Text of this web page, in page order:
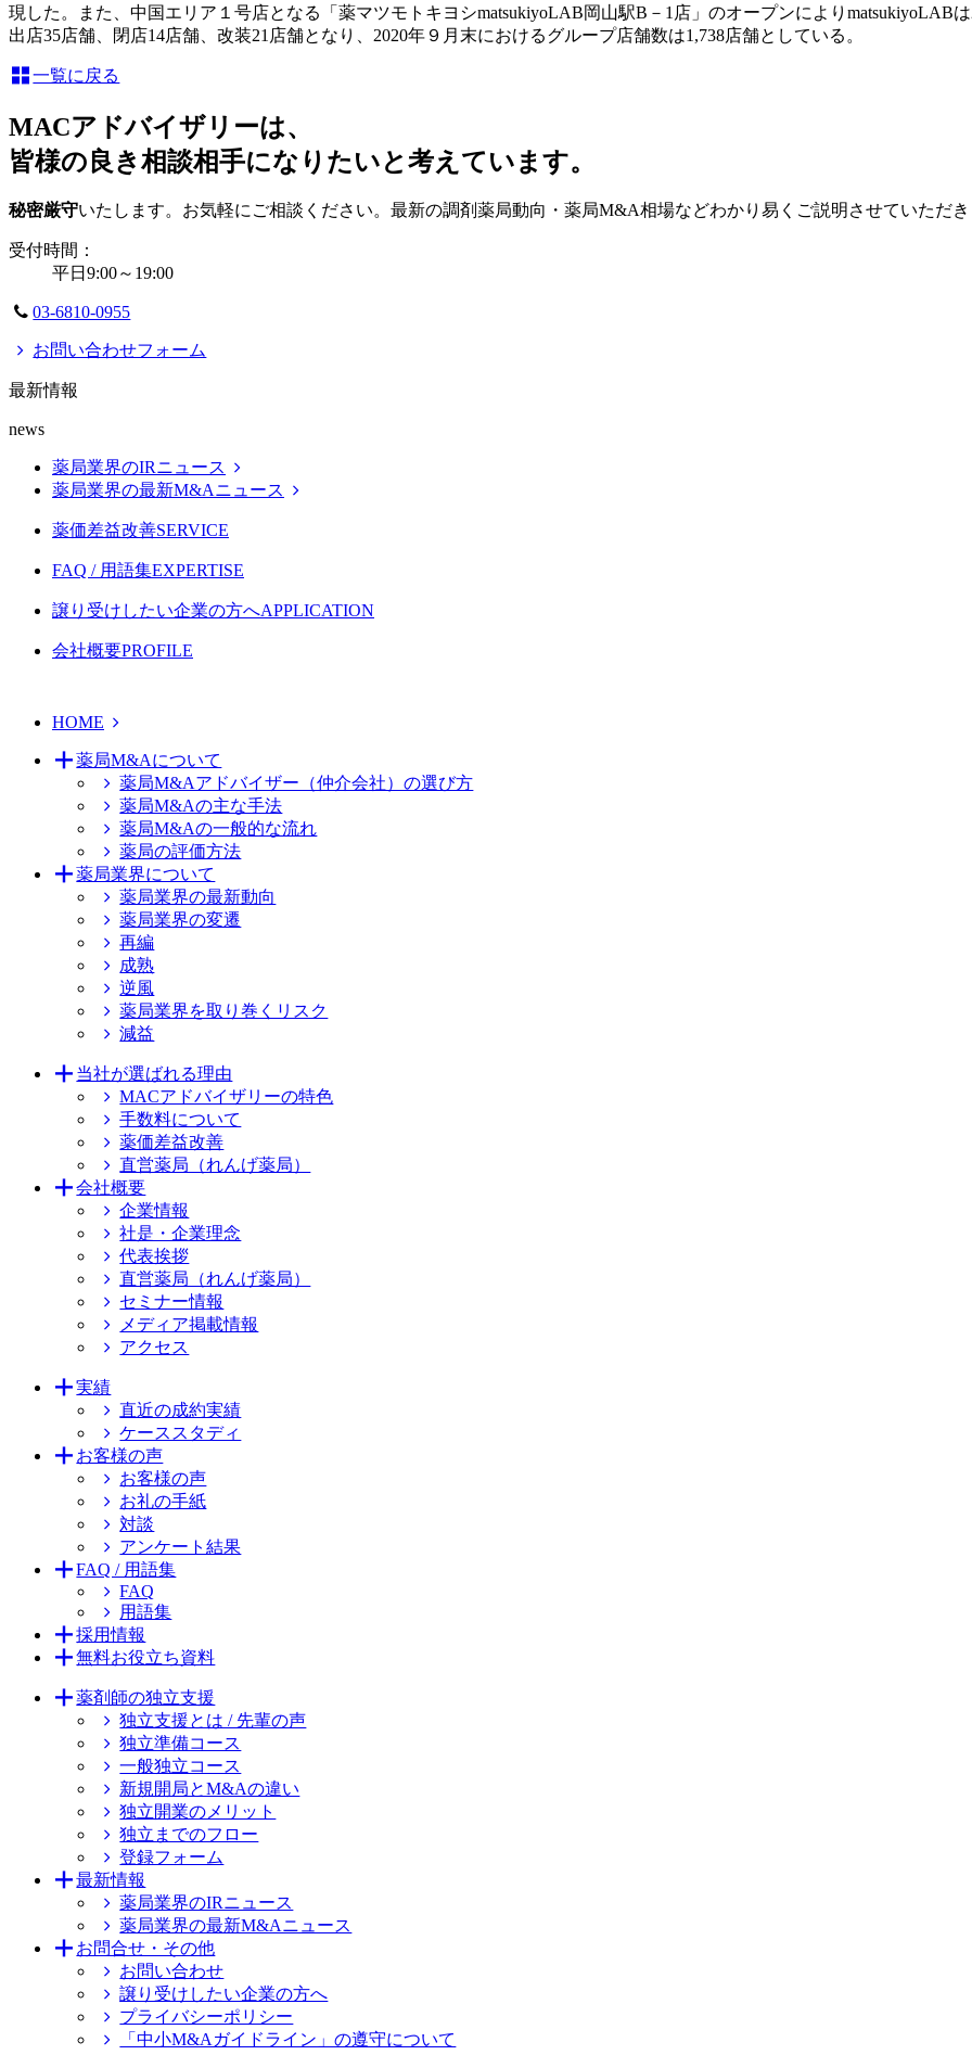
現した。また、中国エリア１号店となる「薬マツモトキヨシmatsukiyoLAB岡山駅B－1店」のオープンによりmatsukiyoLAB
出店35店舗、閉店14店舗、改装21店舗となり、2020年９月末におけるグループ店舗数は1,738店舗としている。
一覧に戻る
MACアドバイザリーは、
皆様の良き相談相手になりたいと考えています。
秘密厳守いたします。お気軽にご相談ください。最新の調剤薬局動向・薬局M&A相場などわかり易くご説明させていただ
受付時間：
平日9:00～19:00
03-6810-0955
お問い合わせフォーム
最新情報
news
薬局業界のIRニュース
薬局業界の最新M&Aニュース
薬価差益改善SERVICE
FAQ / 用語集EXPERTISE
譲り受けしたい企業の方へAPPLICATION
会社概要PROFILE
HOME
薬局M&Aについて
薬局M&Aアドバイザー（仲介会社）の選び方
薬局M&Aの主な手法
薬局M&Aの一般的な流れ
薬局の評価方法
薬局業界について
薬局業界の最新動向
薬局業界の変遷
再編
成熟
逆風
薬局業界を取り巻くリスク
減益
当社が選ばれる理由
MACアドバイザリーの特色
手数料について
薬価差益改善
直営薬局（れんげ薬局）
会社概要
企業情報
社是・企業理念
代表挨拶
直営薬局（れんげ薬局）
セミナー情報
メディア掲載情報
アクセス
実績
直近の成約実績
ケーススタディ
お客様の声
お客様の声
お礼の手紙
対談
アンケート結果
FAQ / 用語集
FAQ
用語集
採用情報
無料お役立ち資料
薬剤師の独立支援
独立支援とは / 先輩の声
独立準備コース
一般独立コース
新規開局とM&Aの違い
独立開業のメリット
独立までのフロー
登録フォーム
最新情報
薬局業界のIRニュース
薬局業界の最新M&Aニュース
お問合せ・その他
お問い合わせ
譲り受けしたい企業の方へ
プライバシーポリシー
「中小M&Aガイドライン」の遵守について